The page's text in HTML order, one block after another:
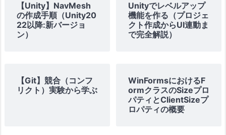
リ
フ
ァ
リ
ン
【Unity】NavMesh
の作成手順（Unity20
22以降:新バージョ
ン）
Unityでレベルアップ
機能を作る（プロジェ
クト作成からUI連動ま
で完全解説）
【Git】競合（コンフ
リクト）実験から学ぶ
WinFormsにおけるF
ormクラスのSizeプロ
パティとClientSizeプ
ロパティの概要